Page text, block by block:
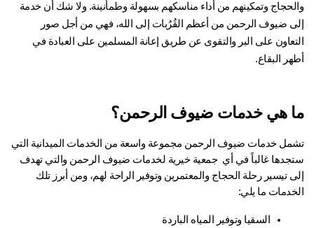
والحجاج وتمكينهم من أداء مناسكهم بسهولة وطمأنينة. ولا شك أن خدمة
إلى ضيوف الرحمن من أعظم القُرُبات إلى الله، فهي من أجل صور
التعاون على البر والتقوى عن طريق إعانة المسلمين على العبادة في
البقاع.
هي خدمات ضيوف الرحمن؟
ستجدها غالباً في أي  جمعية خيرية لخدمات ضيوف الرحمن والتي تهدف
ما يلي:
السقيا وتوفير المياه الباردة